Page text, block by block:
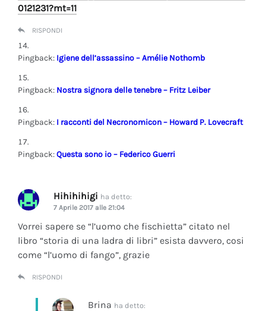
0121231?mt=11
RISPONDI
Pingback: Igiene dell’assassino – Amélie Nothomb
Pingback: Nostra signora delle tenebre – Fritz Leiber
Pingback: I racconti del Necronomicon – Howard P. Lovecraft
Pingback:Questa sono io – Federico Guerri
Hihihihigi ha detto:
7 Aprile 2017 alle 21:04
Vorrei sapere se “l’uomo che fischietta” citato nel
libro “storia di una ladra di libri” esista davvero, cosi
come “l’uomo di fango”, grazie
RISPONDI
Brina ha detto: